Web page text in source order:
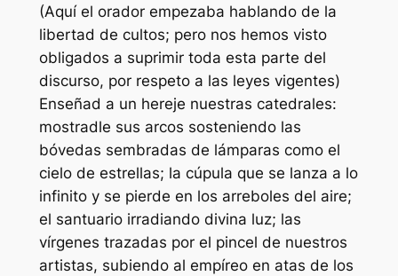
(Aquí el orador empezaba hablando de la
libertad de cultos; pero nos hemos visto
obligados a suprimir toda esta parte del
discurso, por respeto a las leyes vigentes)
Enseñad a un hereje nuestras catedrales:
mostradle sus arcos sosteniendo las
bóvedas sembradas de lámparas como el
cielo de estrellas; la cúpula que se lanza a lo
infinito y se pierde en los arreboles del aire;
el santuario irradiando divina luz; las
vírgenes trazadas por el pincel de nuestros
artistas, subiendo al empíreo en atas de los